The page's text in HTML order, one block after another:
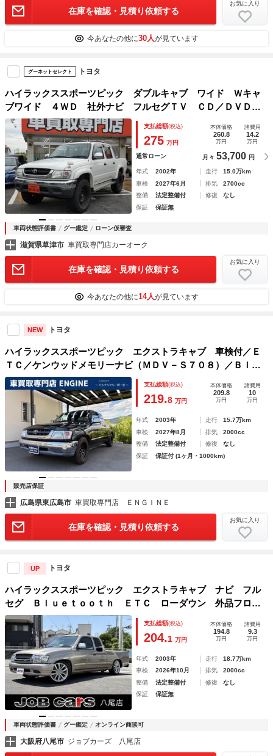
在庫を確認・見積り依頼する
お気に入り
今あなたの他に30人が見ています
グーネットセレクト トヨタ
ハイラックススポーツピック ダブルキャブ ワイド Ｗキャ
ブワイド ４ＷＤ 社外ナビ フルセグＴＶ ＣＤ／ＤＶＤ
ＵＳＢ Ｂｌｕｅｔｏｏｔｈ バックカメラ ＥＴＣ２．０
社外デジタルミラー型ドラレコ 社外１７インチホイール Ａ
／Ｔタイヤ 社外キーレス
支払総額(税込)
275 万円
本体価格
260.8
万円
諸費用
14.2
万円
通常ローン 月々 53,700 円
年式 2002年 走行
15.0万km
車検
2027年6月 排気
2700cc
整備
法定整備付 修復
なし
保証
保証無
車両状態評価書 グー鑑定 ローン仮審査
滋賀県草津市 車買取専門店カーオーク
在庫を確認・見積り依頼する
お気に入り
今あなたの他に14人が見ています
NEW トヨタ
ハイラックススポーツピック エクストラキャブ 車検付／Ｅ
ＴＣ／ケンウッドメモリーナビ（ＭＤＶ－Ｓ７０８）／Ｂｌｕ
ｅｔｏｏｔｈ／ＴＶ／ＤＶＤ／ＣＤ／ＳＤ／パワステ／パワー
ウィンドウ／ドアバイザー／シートカバー／取扱説明書／スペ
アキー／キーレス
支払総額(税込)
219.8 万円
本体価格
209.8
万円
諸費用
10
万円
年式 2003年 走行
15.7万km
車検
2027年8月 排気
2000cc
整備
法定整備付 修復
なし
保証
保証付 (1ヶ月・1000km)
販売店保証
広島県東広島市 車買取専門店 ＥＮＧＩＮＥ
在庫を確認・見積り依頼する
お気に入り
UP トヨタ
ハイラックススポーツピック エクストラキャブ ナビ フル
セグ Ｂｌｕｅｔｏｏｔｈ ＥＴＣ ローダウン 外品フロン
トバンパー 外品リアメッキカバー 社外ＬＥＤヘッドライ
ト 社外リアテール 社外メッキグリル １８インチホイー
ル ローダウン 記録簿付き
支払総額(税込)
204.1 万円
本体価格
194.8
万円
諸費用
9.3
万円
年式 2003年 走行
18.7万km
車検
2026年10月 排気
2000cc
整備
法定整備付 修復
なし
保証
保証無
車両状態評価書 グー鑑定 オンライン商談可
大阪府八尾市 ジョブカーズ 八尾店